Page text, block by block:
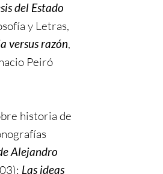
del Estado
y Letras,
versus razón,
Peiró
historia de
Alejandro
Las ideas